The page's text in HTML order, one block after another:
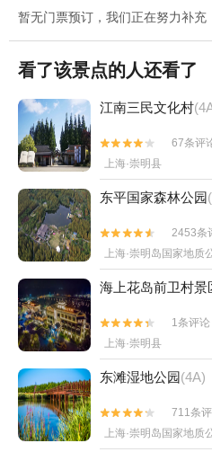
暂无门票预订，我们正在努力补充
看了该景点的人还看了
江南三民文化村


67条评
上海·崇明县
东平国家森林公园


2453条
上海·崇明岛国家地质
海上花岛前卫村景


1条评论
上海·崇明县
东滩湿地公园(4A)


711条
上海·崇明岛国家地质